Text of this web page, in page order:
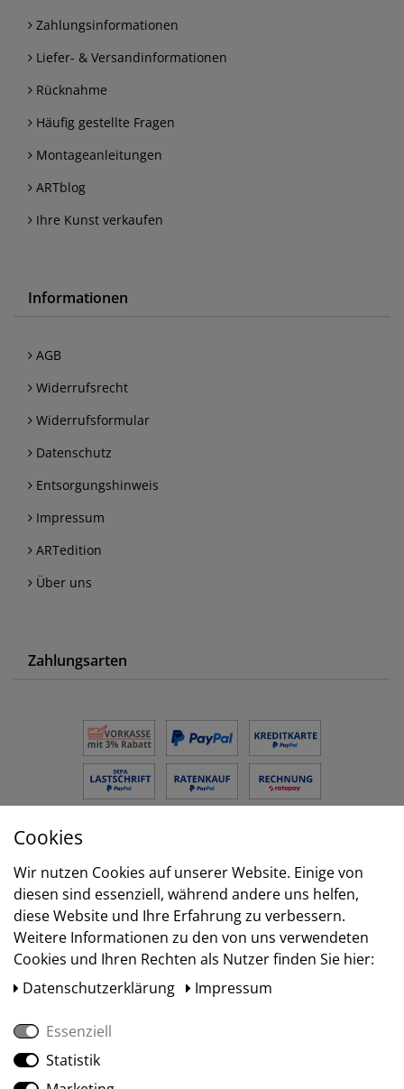
Zahlungsinformationen
Liefer- & Versandinformationen
Rücknahme
Häufig gestellte Fragen
Montageanleitungen
ARTblog
Ihre Kunst verkaufen
Informationen
AGB
Widerrufsrecht
Widerrufsformular
Datenschutz
Entsorgungshinweis
Impressum
ARTedition
Über uns
Zahlungsarten
Versand
Social Media
Cookies
Wir nutzen Cookies auf unserer Website. Einige von
diesen sind essenziell, während andere uns helfen,
diese Website und Ihre Erfahrung zu verbessern.
Weitere Informationen zu den von uns verwendeten
Cookies und Ihren Rechten als Nutzer finden Sie hier:
Daten­schutz­erklärung
Impressum
Essenziell
Statistik